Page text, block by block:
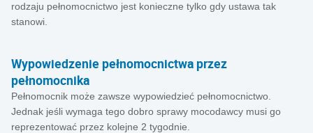
rodzaju pełnomocnictwo jest konieczne tylko gdy ustawa tak
stanowi.
Wypowiedzenie pełnomocnictwa przez
pełnomocnika
Pełnomocnik może zawsze wypowiedzieć pełnomocnictwo.
Jednak jeśli wymaga tego dobro sprawy mocodawcy musi go
reprezentować przez kolejne 2 tygodnie.